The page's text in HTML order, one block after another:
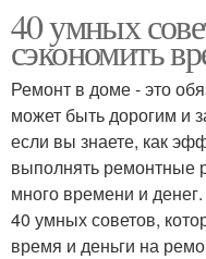
40 умных
сэкономить
Ремонт в доме - это
может быть дорогим и
если вы знаете, как
выполнять ремонтные
много времени и
40 умных советов,
время и деньги на